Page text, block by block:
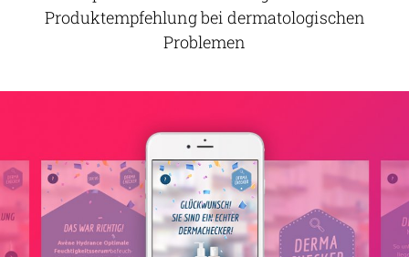
Produktempfehlung bei dermatologischen
Problemen